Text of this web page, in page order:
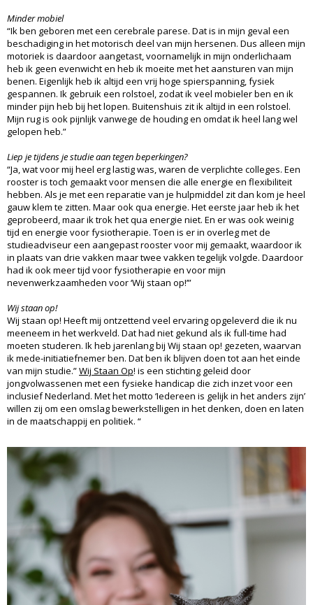
Minder mobiel
“Ik ben geboren met een cerebrale parese. Dat is in mijn geval een
beschadiging in het motorisch deel van mijn hersenen. Dus alleen mijn
motoriek is daardoor aangetast, voornamelijk in mijn onderlichaam
heb ik geen evenwicht en heb ik moeite met het aansturen van mijn
benen. Eigenlijk heb ik altijd een vrij hoge spierspanning, fysiek
gespannen. Ik gebruik een rolstoel, zodat ik veel mobieler ben en ik
minder pijn heb bij het lopen. Buitenshuis zit ik altijd in een rolstoel.
Mijn rug is ook pijnlijk vanwege de houding en omdat ik heel lang wel
gelopen heb.”
Liep je tijdens je studie aan tegen beperkingen?
“Ja, wat voor mij heel erg lastig was, waren de verplichte colleges. Een
rooster is toch gemaakt voor mensen die alle energie en flexibiliteit
hebben. Als je met een reparatie van je hulpmiddel zit dan kom je heel
gauw klem te zitten. Maar ook qua energie. Het eerste jaar heb ik het
geprobeerd, maar ik trok het qua energie niet. En er was ook weinig
tijd en energie voor fysiotherapie. Toen is er in overleg met de
studieadviseur een aangepast rooster voor mij gemaakt, waardoor ik
in plaats van drie vakken maar twee vakken tegelijk volgde. Daardoor
had ik ook meer tijd voor fysiotherapie en voor mijn
nevenwerkzaamheden voor ‘Wij staan op!’”
Wij staan op!
Wij staan op! Heeft mij ontzettend veel ervaring opgeleverd die ik nu
meeneem in het werkveld. Dat had niet gekund als ik full-time had
moeten studeren. Ik heb jarenlang bij Wij staan op! gezeten, waarvan
ik mede-initiatiefnemer ben. Dat ben ik blijven doen tot aan het einde
van mijn studie.”Wij Staan Op! is een stichting geleid door
jongvolwassenen met een fysieke handicap die zich inzet voor een
inclusief Nederland. Met het motto ‘Iedereen is gelijk in het anders zijn’
willen zij om een omslag bewerkstelligen in het denken, doen en laten
in de maatschappij en politiek. “